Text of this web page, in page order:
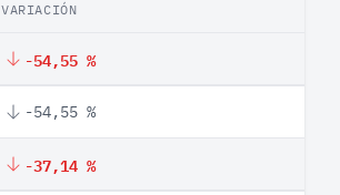
VARIACIÓN
-54,55 %
-54,55 %
-37,14 %